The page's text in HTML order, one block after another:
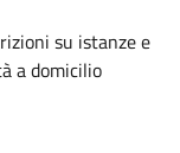
su istanze e
a domicilio